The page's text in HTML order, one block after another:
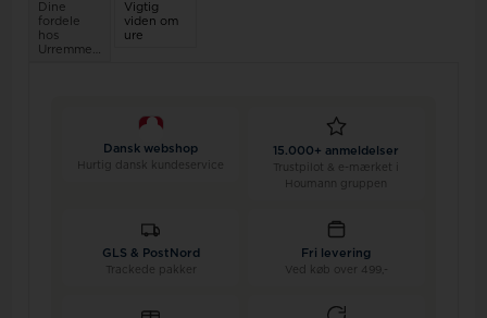
Dine
fordele
hos
Urremmen.dk
Vigtig
viden om
ure
Dansk webshop
Hurtig dansk kundeservice
15.000+ anmeldelser
Trustpilot & e-mærket i
Houmann gruppen
GLS & PostNord
Trackede pakker
Fri levering
Ved køb over 499,-